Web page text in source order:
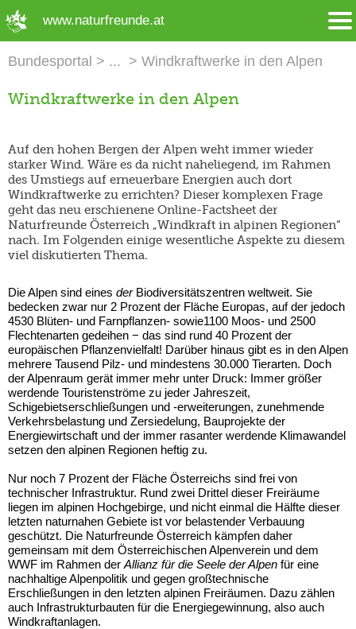
www.naturfreunde.at
Bundesportal Windkraftwerke in den Alpen
Windkraftwerke in den Alpen
Auf den hohen Bergen der Alpen weht immer wieder
starker Wind. Wäre es da nicht naheliegend, im Rahmen
des Umstiegs auf erneuerbare Energien auch dort
Windkraftwerke zu errichten? Dieser komplexen Frage
geht das neu erschienene Online-Factsheet der
Naturfreunde Österreich „Windkraft in alpinen Regionen“
nach. Im Folgenden einige wesentliche Aspekte zu diesem
viel diskutierten Thema.
Die Alpen sind eines derBiodiversitätszentren weltweit. Sie
bedecken zwar nur 2 Prozent der Fläche Europas, auf der jedoch
4530 Blüten- und Farnpflanzen- sowie1100 Moos- und 2500
Flechtenarten gedeihen − das sind rund 40 Prozent der
europäischen Pflanzenvielfalt! Darüber hinaus gibt es in den Alpen
mehrere Tausend Pilz- und mindestens 30.000 Tierarten. Doch
der Alpenraum gerät immer mehr unter Druck: Immer größer
werdende Touristenströme zu jeder Jahreszeit,
Schigebietserschließungen und -erweiterungen, zunehmende
Verkehrsbelastung und Zersiedelung, Bauprojekte der
Energiewirtschaft und der immer rasanter werdende Klimawandel
setzen den alpinen Regionen heftig zu.
Nur noch 7 Prozent der Fläche Österreichs sind frei von
technischer Infrastruktur. Rund zwei Drittel dieser Freiräume
liegen im alpinen Hochgebirge, und nicht einmal die Hälfte dieser
letzten naturnahen Gebiete ist vor belastender Verbauung
geschützt. Die Naturfreunde Österreich kämpfen daher
gemeinsam mit dem Österreichischen Alpenverein und dem
WWF im Rahmen der Allianz für die Seele der Alpen für eine
nachhaltige Alpenpolitik und gegen großtechnische
Erschließungen in den letzten alpinen Freiräumen. Dazu zählen
auch Infrastrukturbauten für die Energiegewinnung, also auch
Windkraftanlagen.